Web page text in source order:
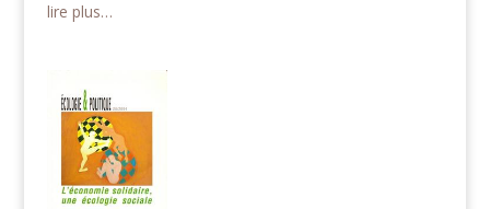
lire plus…